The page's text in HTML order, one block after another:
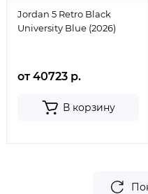
Jordan 5 Retro Black
University Blue (2026)
от 40723 р.
В корзину